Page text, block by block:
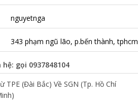
nguyetnga
343 phạm ngũ lão, p.bến thành, tphcm
hệ: gọi 0937848104
TPE (Đài Bắc) Về SGN (Tp. Hồ Chí